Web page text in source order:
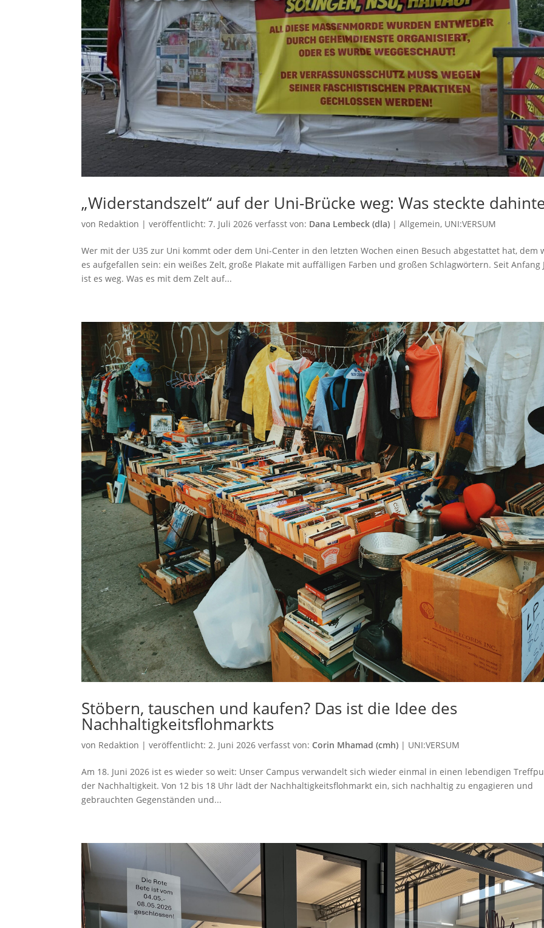
„Widerstandszelt“ auf der Uni-Brücke weg: Was steckte
von Redaktion |veröffentlicht:7. Juli 2026 verfasst von: Dana Lembeck (dla) |Allgemein, UNI:VERSUM
Wer mit der U35 zur Uni kommt oder dem Uni-Center in den letzten Wochen einen Besuch abgestattet hat, dem
es aufgefallen sein: ein weißes Zelt, große Plakate mit auffälligen Farben und großen Schlagwörtern. Seit Anfang
ist es weg. Was es mit dem Zelt auf...
Stöbern, tauschen und kaufen? Das ist die Idee des
Nachhaltigkeitsflohmarkts
von Redaktion |veröffentlicht:2. Juni 2026 verfasst von: Corin Mhamad (cmh) | UNI:VERSUM
Am 18. Juni 2026 ist es wieder so weit: Unser Campus verwandelt sich wieder einmal in einen lebendigen
der Nachhaltigkeit. Von 12 bis 18 Uhr lädt der Nachhaltigkeitsflohmarkt ein, sich nachhaltig zu engagieren und
gebrauchten Gegenständen und...